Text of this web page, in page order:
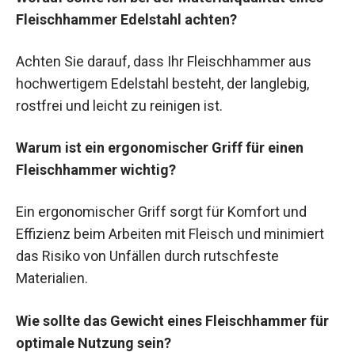
Fleischhammer Edelstahl achten?
Achten Sie darauf, dass Ihr Fleischhammer aus
hochwertigem Edelstahl besteht, der langlebig,
rostfrei und leicht zu reinigen ist.
Warum ist ein ergonomischer Griff für einen
Fleischhammer wichtig?
Ein ergonomischer Griff sorgt für Komfort und
Effizienz beim Arbeiten mit Fleisch und minimiert
das Risiko von Unfällen durch rutschfeste
Materialien.
Wie sollte das Gewicht eines Fleischhammer für
optimale Nutzung sein?